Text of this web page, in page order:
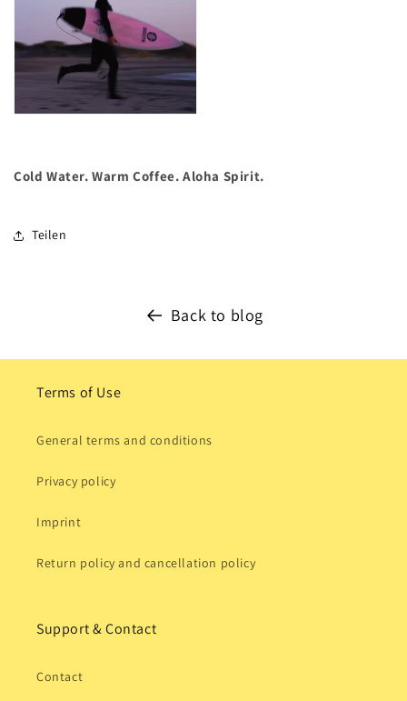
Cold Water. Warm Coffee. Aloha Spirit.
Teilen
Back to blog
Terms of Use
General terms and conditions
Privacy policy
Imprint
Return policy and cancellation policy
Support & Contact
Contact